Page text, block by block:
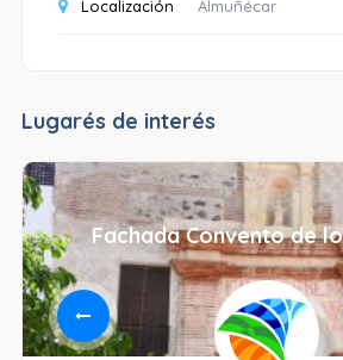
Localización Almuñécar
Lugarés de interés
Fachada Convento de